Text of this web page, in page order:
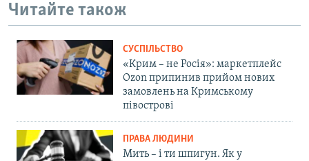
Читайте також
СУСПІЛЬСТВО
«Крим – не Росія»: маркетплейс
Ozon припинив прийом нових
замовлень на Кримському
півострові
ПРАВА ЛЮДИНИ
Мить – і ти шпигун. Як у